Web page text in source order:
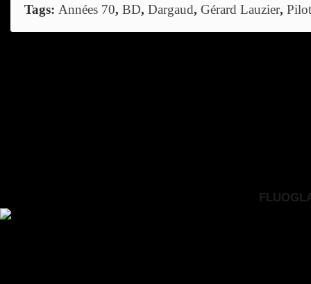
Tags: Années 70, BD, Dargaud, Gérard Lauzier,